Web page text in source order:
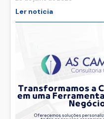
Ler noticia